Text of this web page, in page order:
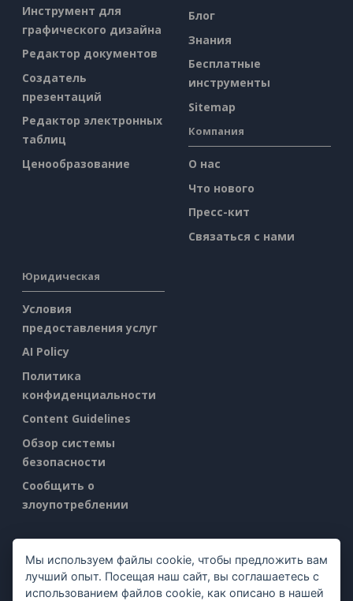
Инструмент для
графического дизайна
Редактор документов
Создатель
презентаций
Редактор электронных
таблиц
Ценообразование
Блог
Знания
Бесплатные
инструменты
Sitemap
Компания
О нас
Что нового
Пресс-кит
Связаться с нами
Юридическая
Условия
предоставления услуг
AI Policy
Политика
конфиденциальности
Content Guidelines
Обзор системы
безопасности
Сообщить о
злоупотреблении
Мы используем файлы cookie, чтобы предложить вам
лучший опыт. Посещая наш сайт, вы соглашаетесь с
использованием файлов cookie, как описано в нашей